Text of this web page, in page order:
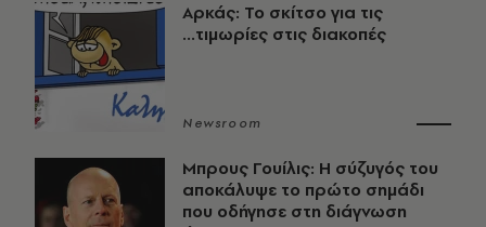
Αρκάς: Το σκίτσο για τις
...τιμωρίες στις διακοπές
Newsroom
Μπρους Γουίλις: Η σύζυγός του
αποκάλυψε το πρώτο σημάδι
που οδήγησε στη διάγνωση